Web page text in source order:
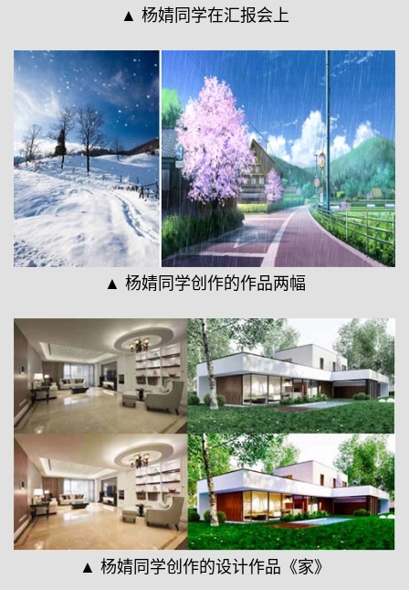
▲ 杨婧同学在汇报会上
▲ 杨婧同学创作的作品两幅
▲ 杨婧同学创作的设计作品《家》